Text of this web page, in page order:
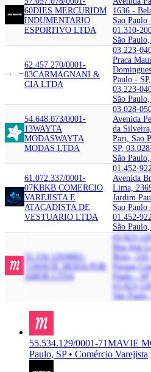
60DIES MERCURIDM
INDUMENTARIO
ESPORTIVO LTDA
1636 -
Sao Paulo
01.310-
São
62.457.270/0001-
83CARMAGNANI &
CIA LTDA
03.223-
Praca
Paulo - SP,
03.223-
São
54.648.073/0001-
13WAYTA
MODASWAYTA
MODAS LTDA
03.028-
Avenida
da
Pari, Sao
SP,
São
61.072.337/0001-
07KBKB COMERCIO
VAREJISTA E
ATACADISTA DE
VESTUARIO LTDA
01.452-922
Avenida
Lima,
Jardim
Sao Paulo
01.452-922
São
55.534.129/0001-
MAVIE MODA POR
AMOR LTDA
03.823-120
Rua Jose
Brito, 210 -
Parque
Paulo - SP,
03.823-120
São Paulo,
55.534.129/0001-71MAVIE
Paulo, SP • Comércio Varejista